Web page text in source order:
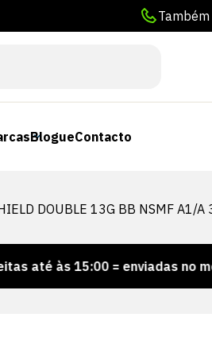
BlogueContacto
DOUBLE 13G BB NSMF A1/A
às 15:00 = enviadas no mesmo